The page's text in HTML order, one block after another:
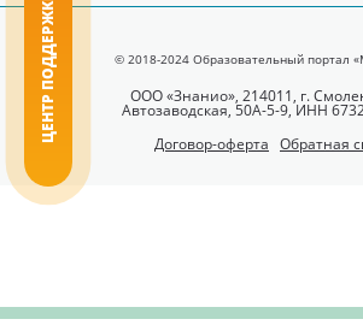
© 2018-2024 Образовательный портал
ООО «Знанио», 214011, г.
Автозаводская, 50А-5-9, ИНН
Договор-оферта Обратная
ЦЕНТР ПОДДЕРЖКИ